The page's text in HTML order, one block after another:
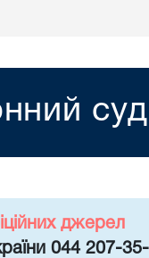
джерел
044 207-